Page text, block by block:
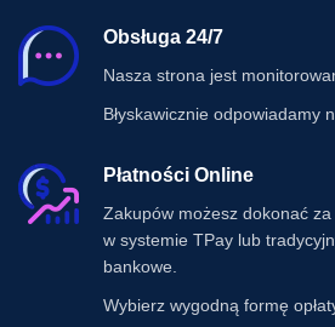
Obsługa 24/7
Nasza strona jest
Błyskawicznie odpowiadamy
Płatności Online
Zakupów możesz dokonać
w systemie TPay lub
bankowe.
Wybierz wygodną formę